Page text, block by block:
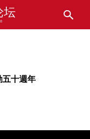
坛
五十週年